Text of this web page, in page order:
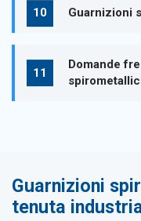
Guarnizioni
Domande
Guarnizioni
tenuta